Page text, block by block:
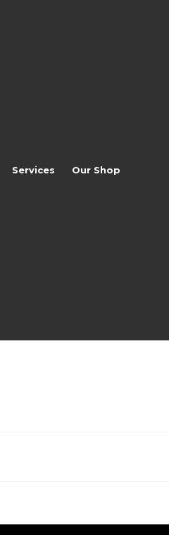
Services Our Shop